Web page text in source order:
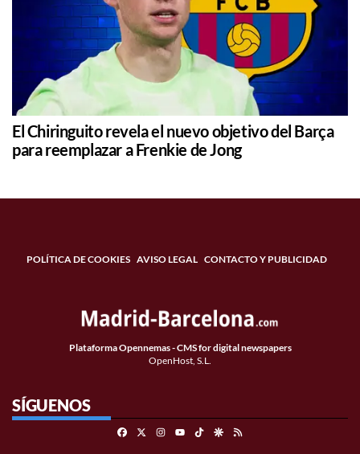
El Chiringuito revela el nuevo objetivo del Barça
para reemplazar a Frenkie de Jong
POLÍTICA DE COOKIES AVISO LEGAL CONTACTO Y PUBLICIDAD
Plataforma Opennemas - CMS for digital newspapers
OpenHost, S.L.
SÍGUENOS
FacebookInstagramTikTokGoogle Discover